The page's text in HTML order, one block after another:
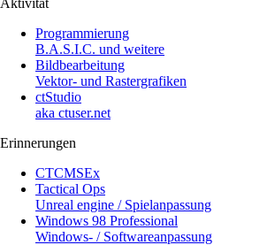
Aktivität
Programmierung
B.A.S.I.C. und weitere
Bildbearbeitung
Vektor- und Rastergrafiken
ctStudio
aka ctuser.net
Erinnerungen
CTCMSEx
Tactical Ops
Unreal engine / Spielanpassung
Windows 98 Professional
Windows- / Softwareanpassung